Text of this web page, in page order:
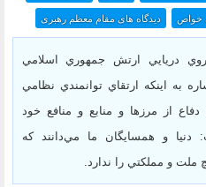
دیدگاه های مقام معظم رهبری
خواص
دريايي ارتش جمهوري اسلامي
به اينکه ارتقاي توانمندي نظامي
دفاع از مرزها و منابع و منافع خود
دنيا و همسايگان ما مي‌دانند که
و مملکتي را ندارد.